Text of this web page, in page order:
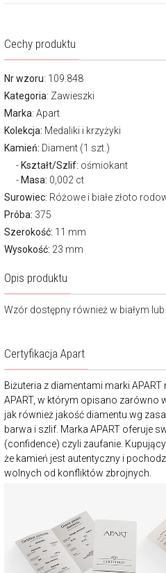
Cechy produktu
Nr wzoru: 109.848
Kategoria: Zawieszki
Marka: Apart
Kolekcja: Medaliki i krzyżyki
Kamień: Diament (1 szt.)
Kształt/Szlif: ośmiokant
Masa: 0,002 ct
Surowiec: Różowe i białe złoto
Próba: 375
Szerokość: 11 mm
Wysokość: 23 mm
Opis produktu
Wzór dostępny również w białym lub
Certyfikacja Apart
Biżuteria z diamentami marki
APART, w którym opisano zarówno
jak również jakość diamentu wg
barwa i szlif. Marka APART oferuje
(confidence) czyli zaufanie.
że kamień jest autentyczny i
wolnych od konfliktów zbrojnych.